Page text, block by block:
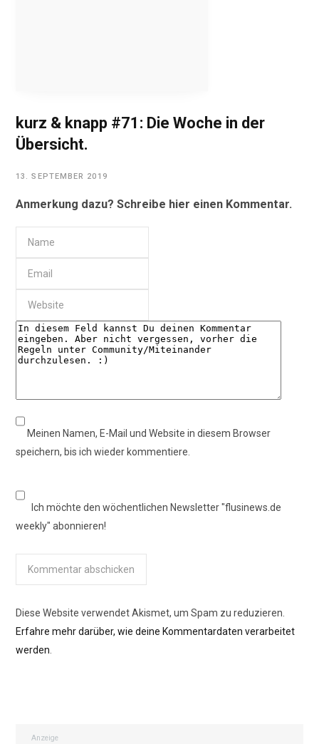
kurz & knapp #71: Die Woche in der
Übersicht.
13. SEPTEMBER 2019
Anmerkung dazu? Schreibe hier einen Kommentar.
Meinen Namen, E-Mail und Website in diesem Browser
speichern, bis ich wieder kommentiere.
Ich möchte den wöchentlichen Newsletter "flusinews.de
weekly" abonnieren!
Diese Website verwendet Akismet, um Spam zu reduzieren.
Erfahre mehr darüber, wie deine Kommentardaten verarbeitet
werden.
Anzeige